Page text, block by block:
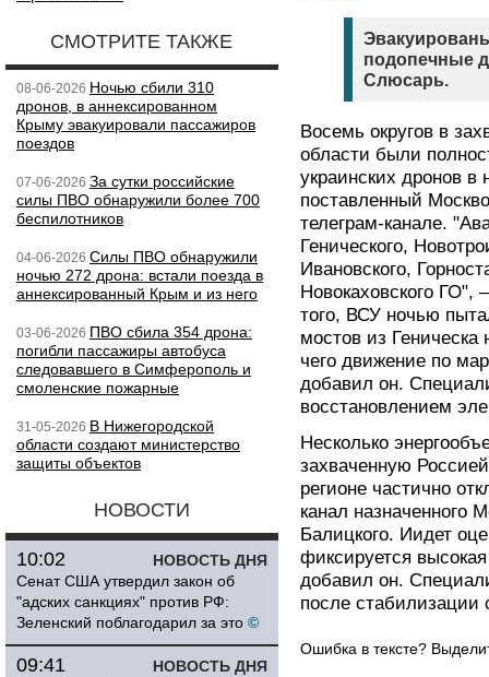
СМОТРИТЕ ТАКЖЕ
08-06-2026 Ночью сбили 310
дронов, в аннексированном
Крыму эвакуировали пассажиров
поездов
07-06-2026 За сутки российские
силы ПВО обнаружили более 700
беспилотников
04-06-2026 Силы ПВО обнаружили
ночью 272 дрона: встали поезда в
аннексированный Крым и из него
03-06-2026 ПВО сбила 354 дрона:
погибли пассажиры автобуса
следовавшего в Симферополь и
смоленские пожарные
31-05-2026 В Нижегородской
области создают министерство
защиты объектов
НОВОСТИ
НОВОСТЬ ДНЯ
10:02
Сенат США утвердил закон об
"адских санкциях" против РФ:
Зеленский поблагодарил за это ©
НОВОСТЬ ДНЯ
09:41
подопечные
Слюсарь.
Восемь округов в
области были
украинских дронов
поставленный
телеграм-канале.
Генического,
Ивановского,
Новокаховского ГО",
того, ВСУ ночью
мостов из Геническа
чего движение по
добавил он.
восстановлением
Несколько
захваченную
регионе частично
канал назначенного
Балицкого. Иидет
фиксируется
добавил он.
после стабилизации
Ошибка в тексте?